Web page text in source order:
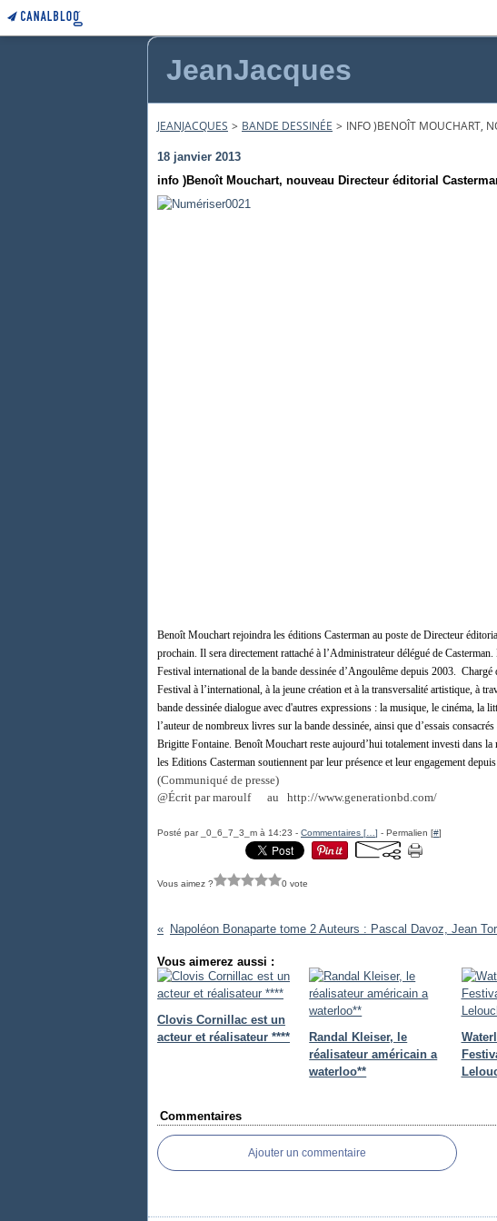
JeanJacques
JEANJACQUES > BANDE DESSINÉE > INFO )BENOÎT MOUCHART,
18 janvier 2013
info )Benoît Mouchart, nouveau Directeur éditorial
Benoît Mouchart rejoindra les éditions Casterman au poste de Directeur
prochain. Il sera directement rattaché à l’Administrateur délégué de
Festival international de la bande dessinée d’Angoulême depuis 2003.
Festival à l’international, à la jeune création et à la transversalité artistique, à
bande dessinée dialogue avec d'autres expressions : la musique, le cinéma, la
l’auteur de nombreux livres sur la bande dessinée, ainsi que d’essais
Brigitte Fontaine. Benoît Mouchart reste aujourd’hui totalement investi dans la
les Editions Casterman soutiennent par leur présence et leur engagement
(Communiqué de presse)
@Écrit par maroulf au http://www.generationbd.com/
Posté par _0_6_7_3_m à 14:23 - Commentaires [ ] - Permalien [#]
Vous aimez ? 0 vote
Vous aimerez aussi :
Clovis Cornillac est un
acteur et réalisateur ****
Randal Kleiser, le
réalisateur américain a
waterloo**
Commentaires
Ajouter un commentaire